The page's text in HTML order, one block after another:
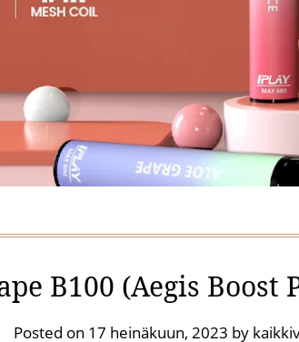
B100 (Aegis Boost
Posted on 17 heinäkuun, 2023 by